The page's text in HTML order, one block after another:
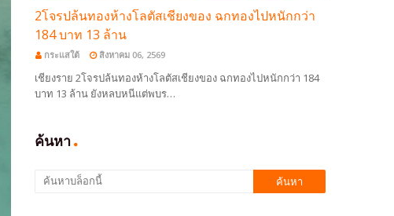
2โจรปล้นทองห้างโลตัสเชียงของ ฉกทองไปหนักกว่า
184 บาท 13 ล้าน
กระแสใต้ สิงหาคม 06, 2569
เชียงราย 2โจรปล้นทองห้างโลตัสเชียงของ ฉกทองไปหนักกว่า 184
บาท 13 ล้าน ยังหลบหนีแต่พบร…
ค้นหา